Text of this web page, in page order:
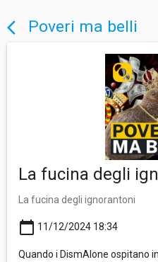
arrow_back_ios Poveri ma belli
La fucina degli
La fucina degli ignorantoni
calendar_today 11/12/2024 18:34
Quando i DismAlone ospitano